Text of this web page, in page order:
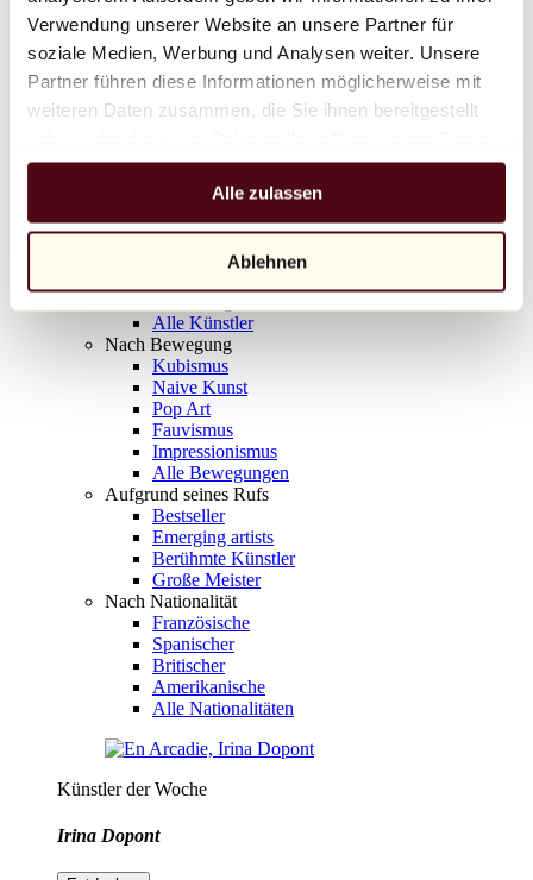
Verwendung unserer Website an unsere Partner für
soziale Medien, Werbung und Analysen weiter. Unsere
Partner führen diese Informationen möglicherweise mit
weiteren Daten zusammen, die Sie ihnen bereitgestellt
gesammelt haben.
Alle zulassen
Ablehnen
Balloon Dog (Orange)
Jeff Koons
10.000 €
Entdecken
Alle Bildhauer
Alle Fotografen
Alle Künstler
Nach Bewegung
Kubismus
Naive Kunst
Pop Art
Fauvismus
Impressionismus
Alle Bewegungen
Aufgrund seines Rufs
Bestseller
Emerging artists
Berühmte Künstler
Große Meister
Nach Nationalität
Französische
Spanischer
Britischer
Amerikanische
Alle Nationalitäten
Künstler der Woche
Irina Dopont